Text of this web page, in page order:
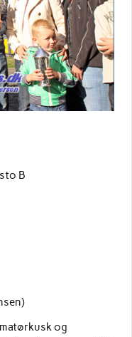
B
og